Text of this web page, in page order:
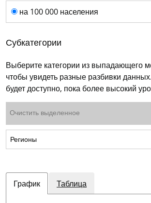
Единица измерения
на 100 000 населения
Субкатегории
Выберите категории из выпадающего
чтобы увидеть разные разбивки
будет доступно, пока более высокий
Очистить выделенное
РегионыПоказать подкатегории: Регионы
График Таблица